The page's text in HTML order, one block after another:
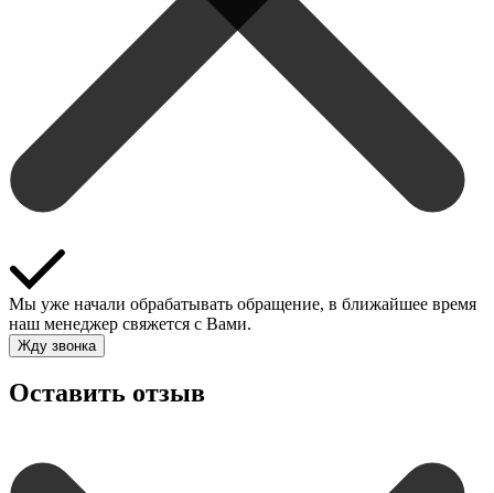
Мы уже начали обрабатывать обращение, в ближайшее время
наш менеджер свяжется с Вами.
Жду звонка
Оставить отзыв